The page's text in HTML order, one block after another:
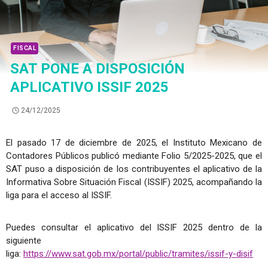
FISCAL
SAT PONE A DISPOSICIÓN
APLICATIVO ISSIF 2025
24/12/2025
El pasado 17 de diciembre de 2025, el Instituto Mexicano de
Contadores Públicos publicó mediante Folio 5/2025-2025, que el
SAT puso a disposición de los contribuyentes el aplicativo de la
Informativa Sobre Situación Fiscal (ISSIF) 2025, acompañando la
liga para el acceso al ISSIF.
Puedes consultar el aplicativo del ISSIF 2025 dentro de la
siguiente
liga: https://www.sat.gob.mx/portal/public/tramites/issif-y-disif